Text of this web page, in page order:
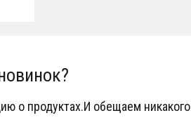
о продуктах.И обещаем никакого